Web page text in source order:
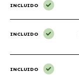
INCLUIDO
INCLUIDO
INCLUIDO